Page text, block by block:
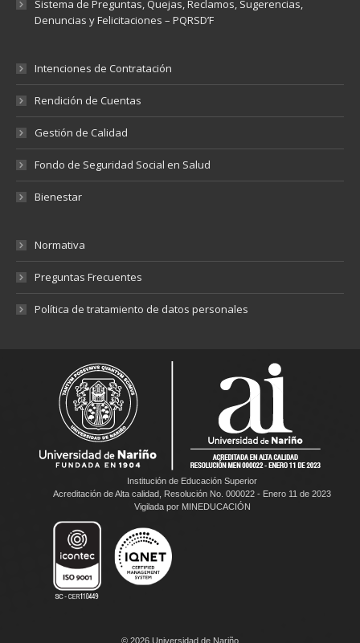
Sistema de Preguntas, Quejas, Reclamos, Sugerencias,
Denuncias y Felicitaciones – PQRSD’F
Intenciones de Contratación
Rendición de Cuentas
Gestión de Calidad
Fondo de Seguridad Social en Salud
Bienestar
Normativa
Preguntas Frecuentes
Política de tratamiento de datos personales
Institución de Educación Superior
Acreditación de Alta calidad, Resolución No. 000022 - Enero 11 de 2023
Vigilada por MINEDUCACIÓN
© 2026 Universidad de Nariño